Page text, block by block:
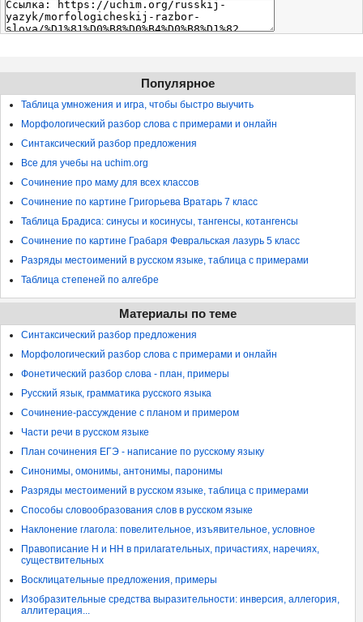
Популярное
Таблица умножения и игра, чтобы быстро выучить
Морфологический разбор слова с примерами и онлайн
Синтаксический разбор предложения
Все для учебы на uchim.org
Сочинение про маму для всех классов
Сочинение по картине Григорьева Вратарь 7 класс
Таблица Брадиса: синусы и косинусы, тангенсы, котангенсы
Сочинение по картине Грабаря Февральская лазурь 5 класс
Разряды местоимений в русском языке, таблица с примерами
Таблица степеней по алгебре
Материалы по теме
Синтаксический разбор предложения
Морфологический разбор слова с примерами и онлайн
Фонетический разбор слова - план, примеры
Русский язык, грамматика русского языка
Сочинение-рассуждение с планом и примером
Части речи в русском языке
План сочинения ЕГЭ - написание по русскому языку
Синонимы, омонимы, антонимы, паронимы
Разряды местоимений в русском языке, таблица с примерами
Способы словообразования слов в русском языке
Наклонение глагола: повелительное, изъявительное, условное
Правописание Н и НН в прилагательных, причастиях, наречиях,
существительных
Восклицательные предложения, примеры
Изобразительные средства выразительности: инверсия, аллегория,
аллитерация...